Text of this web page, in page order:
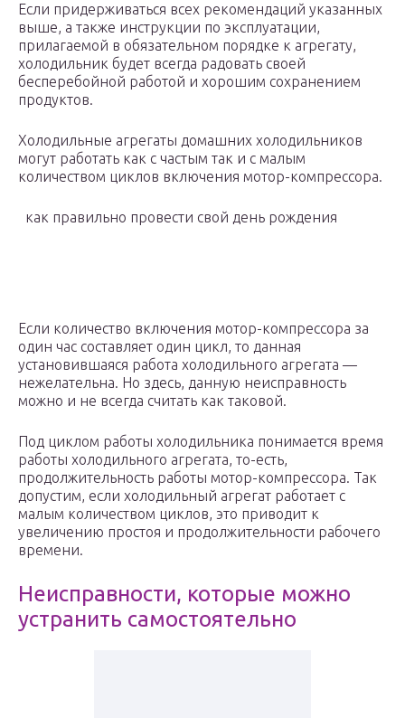
Если придерживаться всех рекомендаций указанных
выше, а также инструкции по эксплуатации,
прилагаемой в обязательном порядке к агрегату,
холодильник будет всегда радовать своей
бесперебойной работой и хорошим сохранением
продуктов.
Холодильные агрегаты домашних холодильников
могут работать как с частым так и с малым
количеством циклов включения мотор-компрессора.
как правильно провести свой день рождения
Если количество включения мотор-компрессора за
один час составляет один цикл, то данная
установившаяся работа холодильного агрегата —
нежелательна. Но здесь, данную неисправность
можно и не всегда считать как таковой.
Под циклом работы холодильника понимается время
работы холодильного агрегата, то-есть,
продолжительность работы мотор-компрессора. Так
допустим, если холодильный агрегат работает с
малым количеством циклов, это приводит к
увеличению простоя и продолжительности рабочего
времени.
Неисправности, которые можно
устранить самостоятельно